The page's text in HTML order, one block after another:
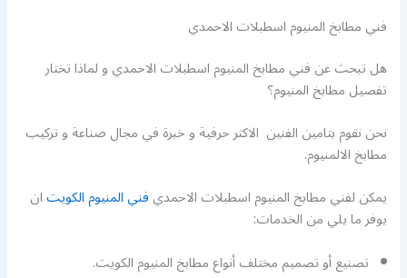
فني مطابخ المنيوم اسطبلات الاحمدي
هل تبحث عن فني مطابخ المنيوم اسطبلات الاحمدي و لماذا تختار
تفصيل مطابخ المنيوم؟
نحن نقوم بتامين الفنين الاكثر حرفية و خبرة في مجال صناعة و تركيب
مطابخ الالمنيوم.
يمكن لفني مطابخ المنيوم اسطبلات الاحمديفني المنيوم الكويتان
يوفر ما يلي من الخدمات:
تصنيع أو تصميم مختلف أنواع مطابخ المنيوم الكويت.